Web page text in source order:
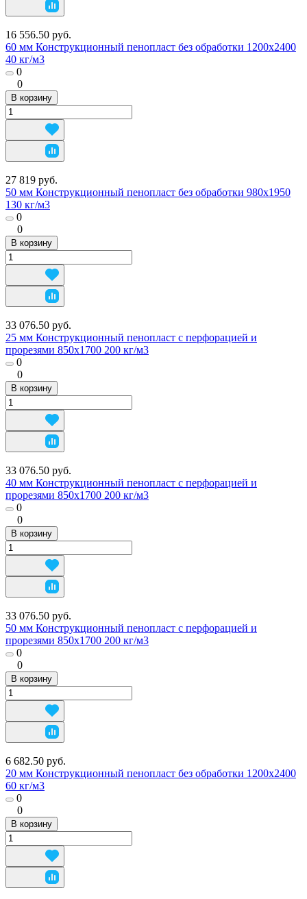
16 556.50 руб.
60 мм Конструкционный пенопласт без обработки 1200х2400
40 кг/м3
0
0
В корзину
27 819 руб.
50 мм Конструкционный пенопласт без обработки 980х1950
130 кг/м3
0
0
В корзину
33 076.50 руб.
25 мм Конструкционный пенопласт с перфорацией и
прорезями 850х1700 200 кг/м3
0
0
В корзину
33 076.50 руб.
40 мм Конструкционный пенопласт с перфорацией и
прорезями 850х1700 200 кг/м3
0
0
В корзину
33 076.50 руб.
50 мм Конструкционный пенопласт с перфорацией и
прорезями 850х1700 200 кг/м3
0
0
В корзину
6 682.50 руб.
20 мм Конструкционный пенопласт без обработки 1200х2400
60 кг/м3
0
0
В корзину